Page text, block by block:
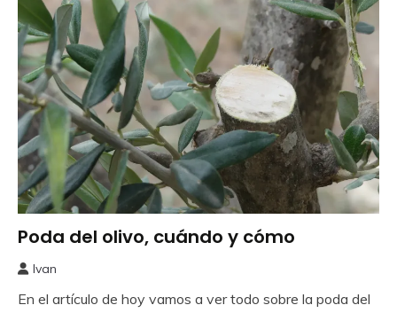
Frutales
Poda del olivo, cuándo y cómo
enero,
Ivan
En el artículo de hoy vamos a ver todo sobre la poda del